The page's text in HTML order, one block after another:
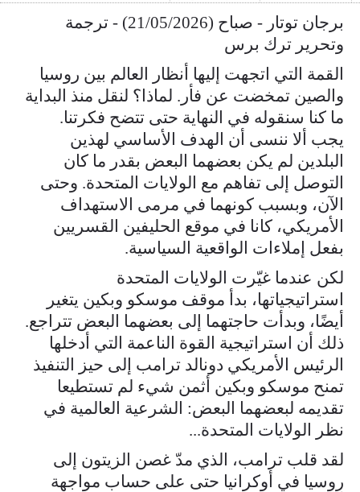
برجان توتار - صباح (21/05/2026) - ترجمة
وتحرير ترك برس
القمة التي اتجهت إليها أنظار العالم بين روسيا
والصين تمخضت عن فأر. لماذا؟ لنقل منذ البداية
ما كنا سنقوله في النهاية حتى تتضح فكرتنا.
يجب ألا ننسى أن الهدف الأساسي لهذين
البلدين لم يكن بعضهما البعض بقدر ما كان
التوصل إلى تفاهم مع الولايات المتحدة. وحتى
الآن، وبسبب كونهما في مرمى الاستهداف
الأمريكي، كانا في موقع الحليفين القسريين
بفعل إملاءات الواقعية السياسية.
لكن عندما غيّرت الولايات المتحدة
استراتيجياتها، بدأ موقف موسكو وبكين يتغير
أيضًا، وبدأت حاجتهما إلى بعضهما البعض تتراجع.
ذلك أن استراتيجية القوة الناعمة التي أدخلها
الرئيس الأمريكي دونالد ترامب إلى حيز التنفيذ
تمنح موسكو وبكين أثمن شيء لم تستطيعا
تقديمه لبعضهما البعض: الشرعية العالمية في
نظر الولايات المتحدة...
لقد قلب ترامب، الذي مدّ غصن الزيتون إلى
روسيا في أوكرانيا حتى على حساب مواجهة